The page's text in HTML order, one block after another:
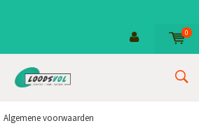
0
Algemene voorwaarden